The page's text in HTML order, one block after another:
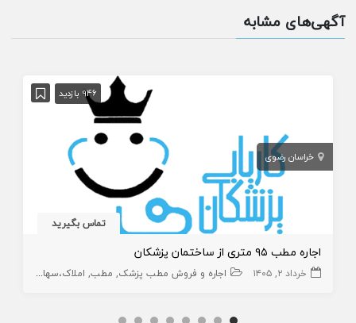
آگهی‌های مشابه
946 بازدید
خراسان رضوی
تماس بگیرید
اجاره مطب ۹۵ متری از ساختمان پزشکان
خرداد ۲, ۱۴۰۵ اجاره و فروش مطب پزشک مطب املاک،سهام و امتیاز